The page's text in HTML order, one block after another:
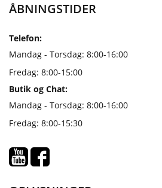
ÅBNINGSTIDER
Telefon:
Mandag - Torsdag: 8:00-16:00
Fredag: 8:00-15:00
Butik og Chat:
Mandag - Torsdag: 8:00-16:00
Fredag: 8:00-15:30